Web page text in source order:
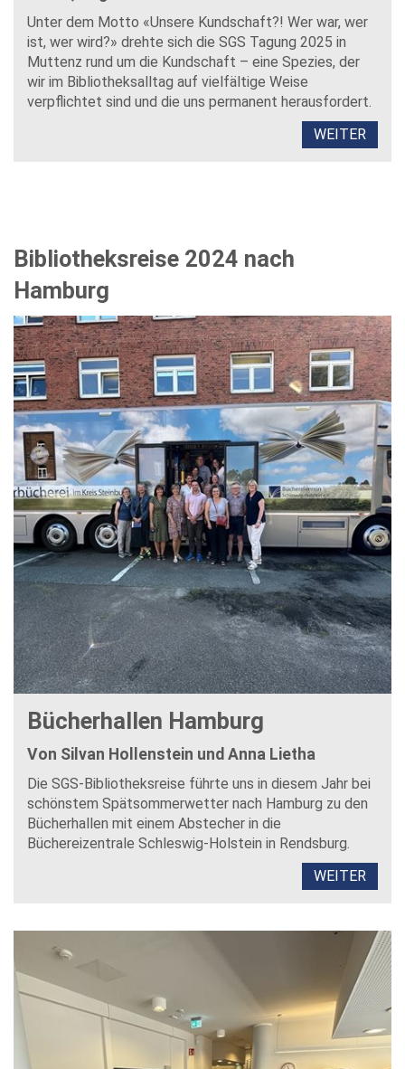
Unter dem Motto «Unsere Kundschaft?! Wer war, wer
ist, wer wird?» drehte sich die SGS Tagung 2025 in
Muttenz rund um die Kundschaft – eine Spezies, der
wir im Bibliotheksalltag auf vielfältige Weise
verpflichtet sind und die uns permanent herausfordert.
WEITER
Bibliotheksreise 2024 nach
Hamburg
Bücherhallen Hamburg
Von Silvan Hollenstein und Anna Lietha
Die SGS-Bibliotheksreise führte uns in diesem Jahr bei
schönstem Spätsommerwetter nach Hamburg zu den
Bücherhallen mit einem Abstecher in die
Büchereizentrale Schleswig-Holstein in Rendsburg.
WEITER